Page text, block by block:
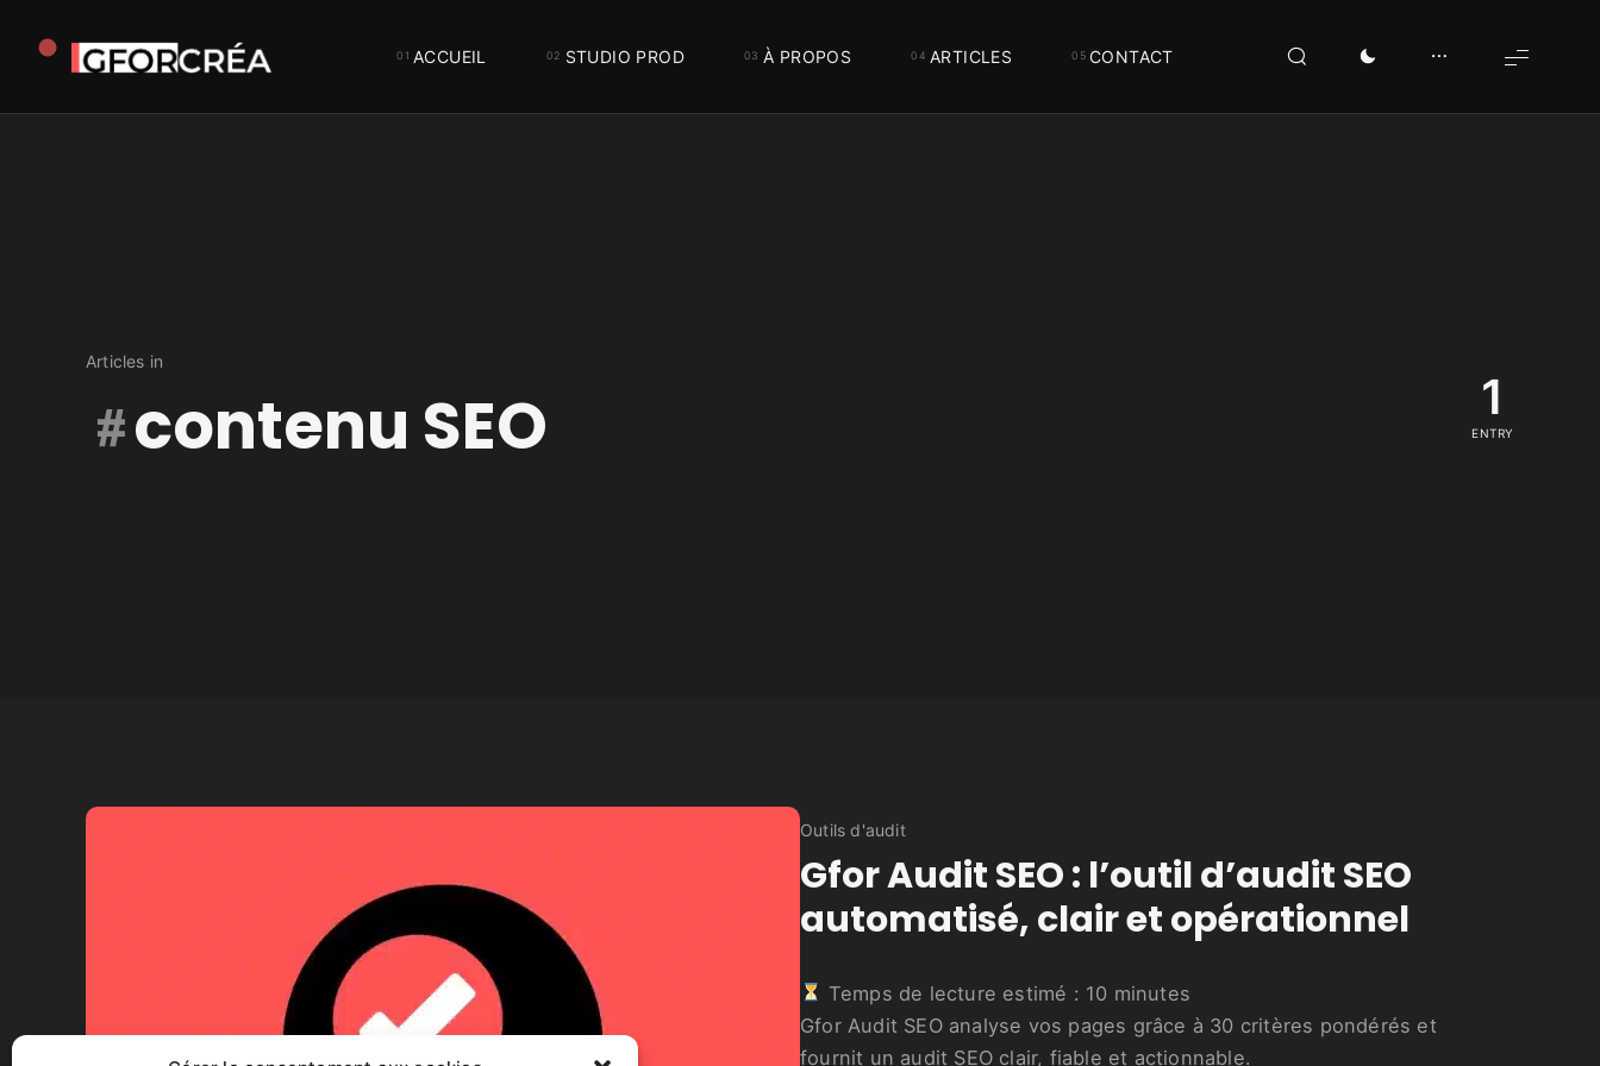
Studio
ACCUEIL STUDIO PROD À PROPOS ARTICLES CONTACT
Articles in
contenu SEO 1
ENTRY
Outils d'audit
Gfor Audit SEO : l’outil d’audit SEO
automatisé, clair et opérationnel
Temps de lecture estimé : 10 minutes
Gfor Audit SEO analyse vos pages grâce à 30 critères pondérés et
fournit un audit SEO clair, fiable et actionnable.